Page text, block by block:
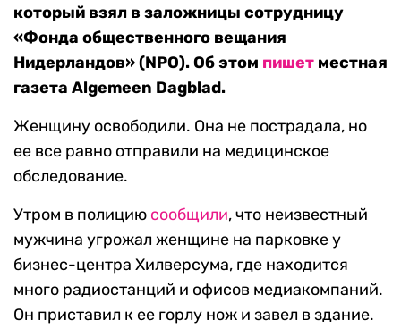
который взял в заложницы сотрудницу
«Фонда общественного вещания
Нидерландов» (NPO). Об этом пишет местная
газета Algemeen Dagblad.
Женщину освободили. Она не пострадала, но
ее все равно отправили на медицинское
обследование.
Утром в полицию сообщили, что неизвестный
мужчина угрожал женщине на парковке у
бизнес-центра Хилверсума, где находится
много радиостанций и офисов медиакомпаний.
Он приставил к ее горлу нож и завел в здание.